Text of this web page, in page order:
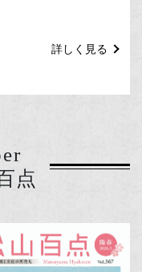
詳しく見る
点